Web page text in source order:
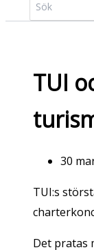
TUI
30
TUI:s
Det pratas